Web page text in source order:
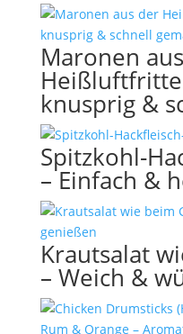
Maronen
knusprig &
Spitzkohl-
– Einfach &
Krautsalat
– Weich &